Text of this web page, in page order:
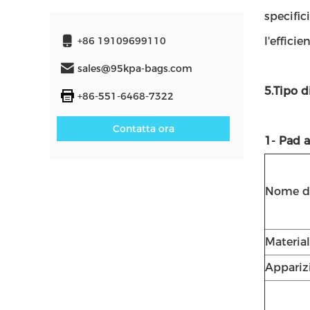
+86 19109699110
sales@95kpa-bags.com
+86-551-6468-7322
Contatta ora
5.Tipo
1- Pad
Nome